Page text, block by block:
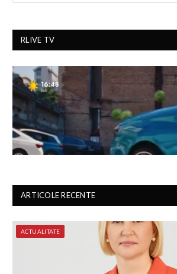
RLIVE TV
ARTICOLE RECENTE
ACTUALITATE